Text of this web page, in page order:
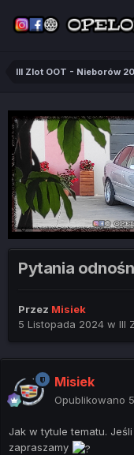
III Zlot OOT - Nieborów
Pytania
Przez Misiek
5 Listopada 2024 w III
Misiek
Opublikowano
Jak w tytule tematu.
zapraszamy